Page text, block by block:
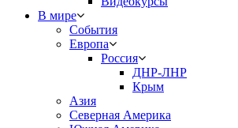
В мире
События
Европа
Россия
ДНР-ЛНР
Крым
Азия
Северная Америка